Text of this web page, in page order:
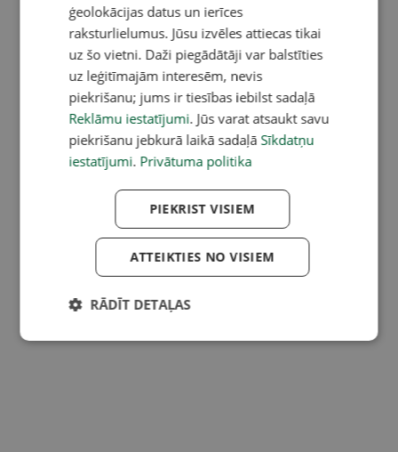
ģeolokācijas datus un ierīces
raksturlielumus. Jūsu izvēles attiecas tikai
uz šo vietni. Daži piegādātāji var balstīties
uz leģitīmajām interesēm, nevis
piekrišanu; jums ir tiesības iebilst sadaļā
Reklāmu iestatījumi. Jūs varat atsaukt savu
piekrišanu jebkurā laikā sadaļā Sīkdatņu
iestatījumi. Privātuma politika
PIEKRIST VISIEM
ATTEIKTIES NO VISIEM
RĀDĪT DETAĻAS